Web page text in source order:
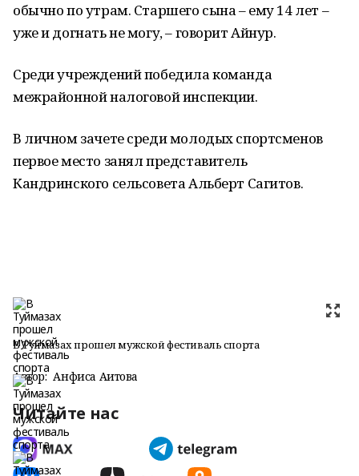
обычно по утрам. Старшего сына – ему 14 лет –
уже и догнать не могу, – говорит Айнур.
Среди учреждений победила команда
межрайонной налоговой инспекции.
В личном зачете среди молодых спортсменов
первое место занял представитель
Кандринского сельсовета Альберт Сагитов.
В Туймазах прошел мужской фестиваль спорта
Автор: Анфиса Аитова
Читайте нас